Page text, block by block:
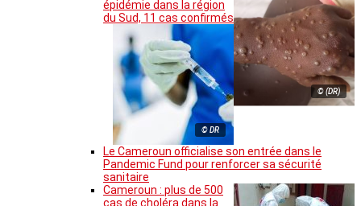
© (DR)
épidémie dans la région
du Sud, 11 cas confirmés
© DR
Le Cameroun officialise son entrée dans le
Pandemic Fund pour renforcer sa sécurité
sanitaire
Cameroun : plus de 500
cas de choléra dans la